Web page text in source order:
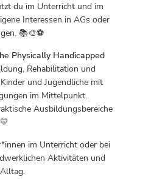
du im Unterricht und im
Interessen in AGs oder
📚🎨⚽
Physically Handicapped
Rehabilitation und
und Jugendliche mit
im Mittelpunkt.
Ausbildungsbereiche
im Unterricht oder bei
Aktivitäten und